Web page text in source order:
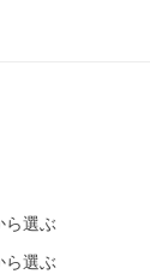
ら選ぶ
ら選ぶ